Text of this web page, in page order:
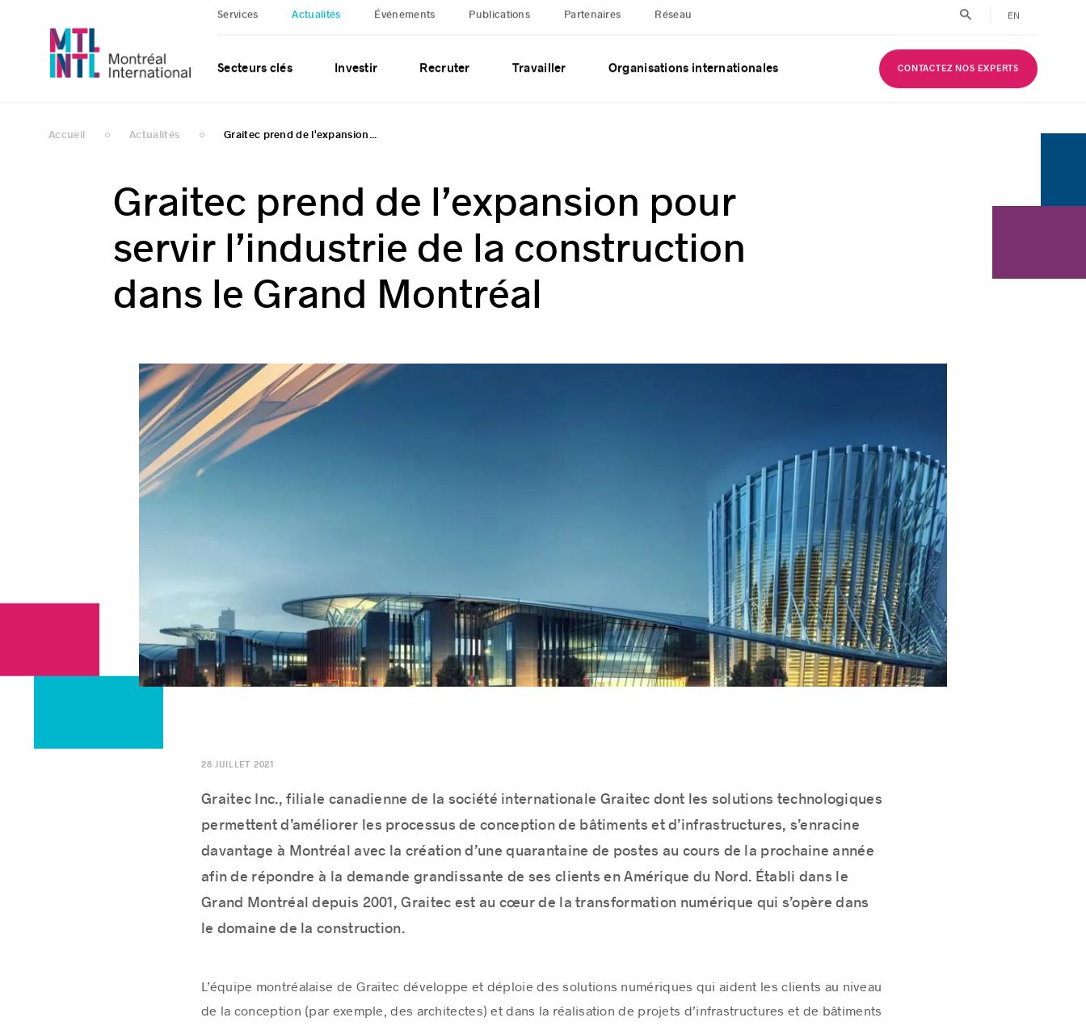
Services Actualités Événements Publications Partenaires Réseau EN
Secteurs clés Investir Recruter Travailler Organisations internationales CONTACTEZ NOS EXPERTS
Accueil Actualités Graitec prend de l'expansion...
Graitec prend de l’expansion pour
servir l’industrie de la construction
dans le Grand Montréal
28 JUILLET 2021
Graitec Inc., filiale canadienne de la société internationale Graitec dont les solutions technologiques
permettent d’améliorer les processus de conception de bâtiments et d’infrastructures, s’enracine
davantage à Montréal avec la création d’une quarantaine de postes au cours de la prochaine année
afin de répondre à la demande grandissante de ses clients en Amérique du Nord. Établi dans le
Grand Montréal depuis 2001, Graitec est au cœur de la transformation numérique qui s’opère dans
le domaine de la construction.
L’équipe montréalaise de Graitec développe et déploie des solutions numériques qui aident les clients au niveau
de la conception (par exemple, des architectes) et dans la réalisation de projets d’infrastructures et de bâtiments